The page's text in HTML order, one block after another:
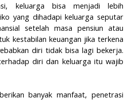
keluarga bisa menjadi lebih
yang dihadapi keluarga seputar
setelah masa pensiun atau
kestabilan keuangan jika terkena
diri tidak bisa lagi bekerja.
diri dan keluarga itu wajib
banyak manfaat, penetrasi